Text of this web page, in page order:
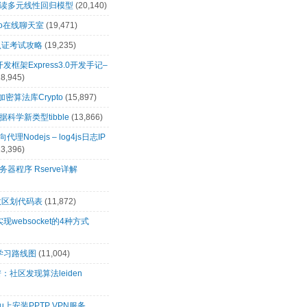
多元线性回归模型 (20,140)
在线聊天室 (19,471)
考试攻略 (19,235)
发框架Express3.0开发手记–
密算法库Crypto (15,897)
科学新类型tibble (13,866)
代理Nodejs – log4js日志IP
器程序 Rserve详解
划代码表 (11,872)
现websocket的4种方式
习路线图 (11,004)
社区发现算法leiden